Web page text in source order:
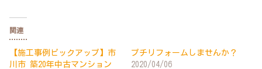
関連
【施工事例ピックアップ】市
川市 築20年中古マンション
プチリフォームしませんか？
2020/04/06